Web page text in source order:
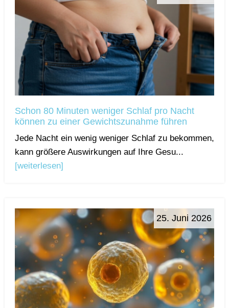
Schon 80 Minuten weniger Schlaf pro Nacht
können zu einer Gewichtszunahme führen
Jede Nacht ein wenig weniger Schlaf zu bekommen,
kann größere Auswirkungen auf Ihre Gesu...
[weiterlesen]
25. Juni 2026